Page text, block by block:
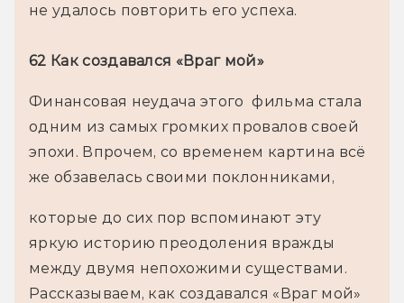
не удалось повторить его успеха.
62 Как создавался «Враг мой»
Финансовая неудача этого  фильма стала
одним из самых громких провалов своей
эпохи. Впрочем, со временем картина всё
же обзавелась своими поклонниками,
которые до сих пор вспоминают эту
яркую историю преодоления вражды
между двумя непохожими существами.
Рассказываем, как создавался «Враг мой»